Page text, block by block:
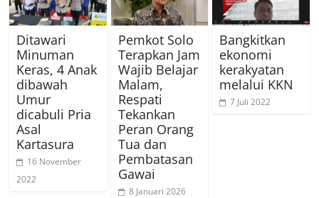
Ditawari
Minuman
Keras, 4 Anak
dibawah
Umur
dicabuli Pria
Asal
Kartasura
16 November
2022
Pemkot Solo
Terapkan Jam
Wajib Belajar
Malam,
Respati
Tekankan
Peran Orang
Tua dan
Pembatasan
Gawai
8 Januari 2026
Bangkitkan
ekonomi
kerakyatan
melalui KKN
7 Juli 2022